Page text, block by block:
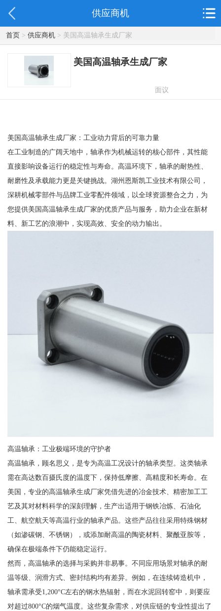
供应商机
首页> 供应商机> 美国高温轴承生成厂家
美国高温轴承生成厂家
面议
美国高温轴承生成厂家：工业动力背后的可靠力量
在工业制造的广阔天地中，轴承作为机械运转的核心部件，其性能
直接影响设备运行的稳定性与寿命。高温环境下，轴承的耐热性、
耐磨性及承载能力更是关键挑战。湖州恩斯凯工业技术有限公司，
深耕机械零部件与品牌工业零配件领域，以全球资源整合之力，为
您提供美国高温轴承生成厂家的优质产品与服务，助力企业在新材
料、新工艺的浪潮中，实现高效、安全的动力输出。
高温轴承：工业极端环境的守护者
高温轴承，顾名思义，是专为高温工况设计的轴承类型。这类轴承
需在高达数百摄氏度的温度下，保持低摩擦、高精度和长寿命。在
美国，专业的高温轴承生成厂家凭借先进的冶金技术、精密加工工
艺及其对材料科学的深刻理解，生产出适用于钢铁冶炼、石油化
工、航空航天等高温行业的轴承产品。这些产品往往采用特殊钢材
（如渗碳钢、不锈钢），或添加耐高温的陶瓷材料、聚酰亚胺等，
确保在极端条件下仍能稳定运行。
然而，高温轴承的选择与采购并非易事。不同应用场景对轴承的耐
温等级、润滑方式、密封结构均有差异。例如，在连续铸造机中，
轴承需承受1,200°C左右的钢水热辐射，而在水泥回转窑中，则要应
对超过800°C的烟气温度。这些复杂需求，对供应链的专业性提出了